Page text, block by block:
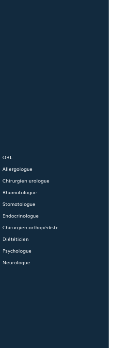
ORL
Allergologue
Chirurgien urologue
Rhumatologue
Stomatologue
Endocrinologue
Chirurgien orthopédiste
Diététicien
Psychologue
Neurologue